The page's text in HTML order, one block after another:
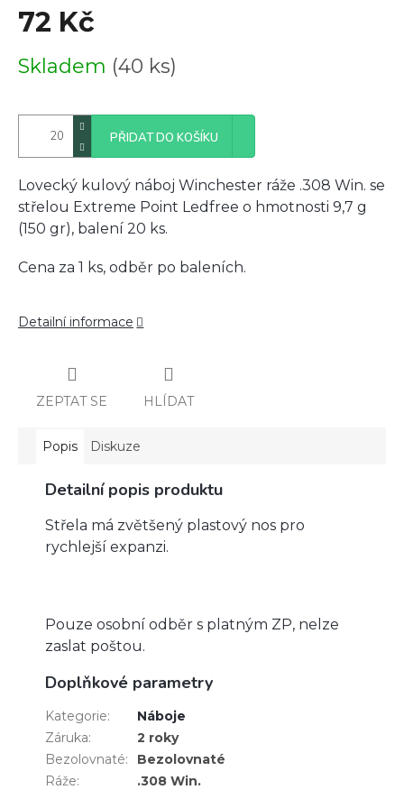
72 Kč
cena:
Skladem (40 ks)
PŘIDAT DO KOŠÍKU
Lovecký kulový náboj Winchester ráže .308 Win. se
střelou Extreme Point Ledfree o hmotnosti 9,7 g
(150 gr), balení 20 ks.
Cena za 1 ks, odběr po baleních.
Detailní informace
ZEPTAT SE HLÍDAT
Popis Diskuze
Detailní popis produktu
Střela má zvětšený plastový nos pro
rychlejší expanzi.
Pouze osobní odběr s platným ZP, nelze
zaslat poštou.
Doplňkové parametry
Kategorie:
Náboje
Záruka:
2 roky
Bezolovnaté:
Bezolovnaté
Ráže: .308 Win.